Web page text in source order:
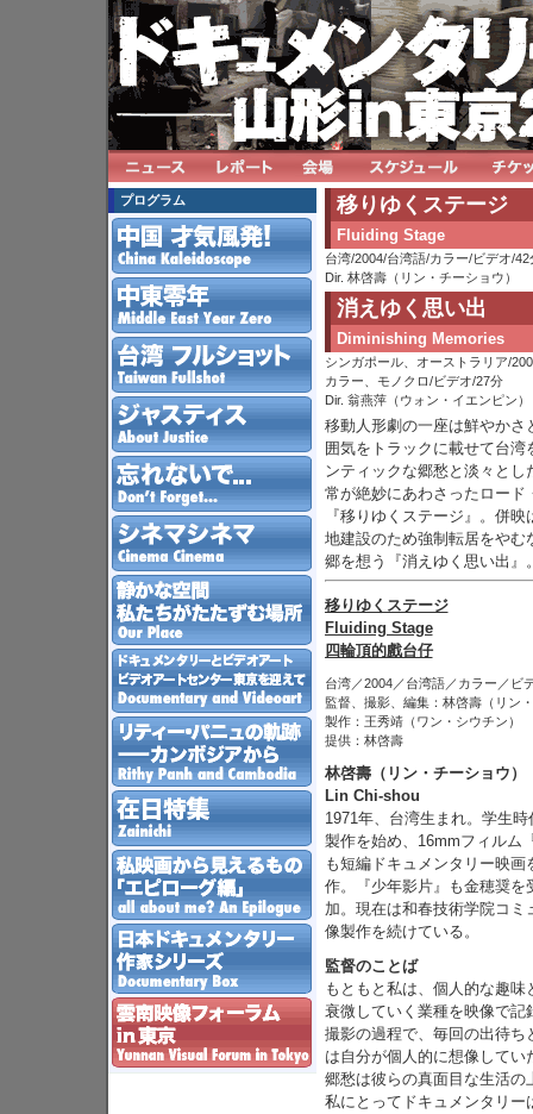
プログラム 移りゆくステージ
Fluiding Stage
台湾/2004/台湾語/カラー/ビデオ/42
Dir. 林啓壽（リン・チーショウ）
消えゆく思い出
Diminishing Memories
シンガポール、オーストラリア/
カラー、モノクロ/ビデオ/27分
Dir. 翁燕萍（ウォン・イエンピン）
移動人形劇の一座は鮮やかさ
囲気をトラックに載せて台湾
ンティックな郷愁と淡々とし
常が絶妙にあわさったロード
『移りゆくステージ』。併映
地建設のため強制転居をや
郷を想う『消えゆく思い出』
移りゆくステージ
Fluiding Stage
四輪頂的戲台仔
台湾／2004／台湾語／カラー／ビ
監督、撮影、編集：林啓壽（リン
製作：王秀靖（ワン・シウチン）
提供：林啓壽
林啓壽（リン・チーショウ）
Lin Chi-shou
1971年、台湾生まれ。学生
製作を始め、16mmフィルム
も短編ドキュメンタリー映
作。『少年影片』も金穂奨
加。現在は和春技術学院コ
像製作を続けている。
監督のことば
もともと私は、個人的な趣
衰微していく業種を映像で記
撮影の過程で、毎回の出待
は自分が個人的に想像して
郷愁は彼らの真面目な生活
私にとってドキュメンタリ